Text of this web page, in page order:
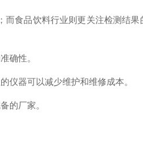
食品饮料行业则更关注检测结果
确性。
仪器可以减少维护和维修成本。
的厂家。